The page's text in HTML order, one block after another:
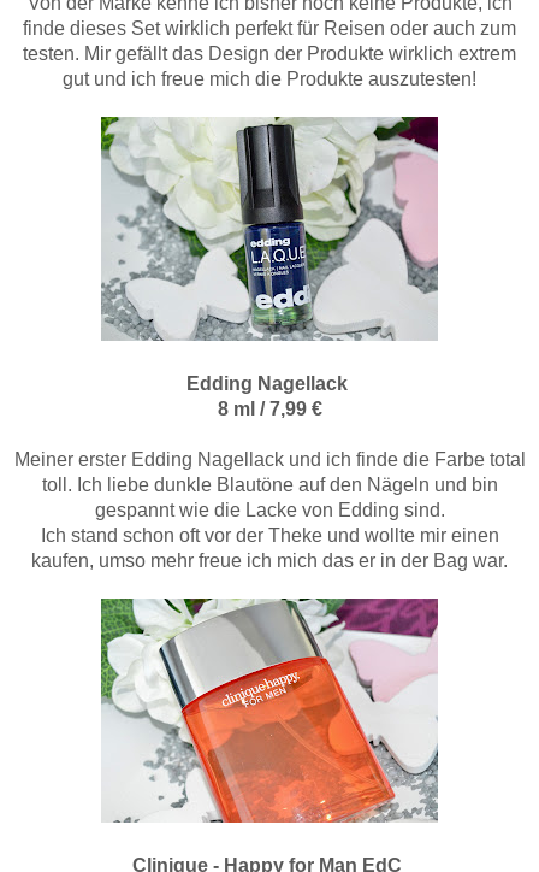
finde dieses Set wirklich perfekt für Reisen oder auch zum
testen. Mir gefällt das Design der Produkte wirklich extrem
gut und ich freue mich die Produkte auszutesten!
Edding Nagellack
8 ml / 7,99 €
Meiner erster Edding Nagellack und ich finde die Farbe total
toll. Ich liebe dunkle Blautöne auf den Nägeln und bin
gespannt wie die Lacke von Edding sind.
Ich stand schon oft vor der Theke und wollte mir einen
kaufen, umso mehr freue ich mich das er in der Bag war.
Clinique - Happy for Man EdC